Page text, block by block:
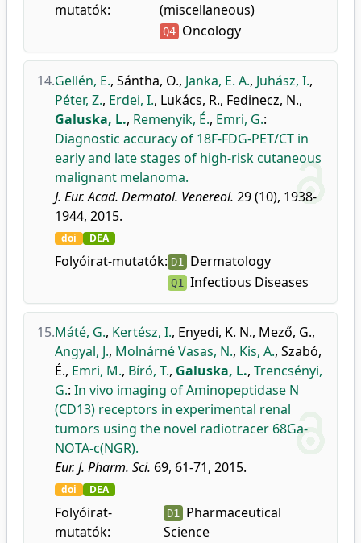
mutatók:
(miscellaneous)
Q4 Oncology
14.Gellén, E., Sántha, O., Janka, E. A., Juhász, I.,
Péter, Z., Erdei, I., Lukács, R., Fedinecz, N.,
Galuska, L., Remenyik, É., Emri, G.:
Diagnostic accuracy of 18F-FDG-PET/CT in
early and late stages of high-risk cutaneous
malignant melanoma.
J. Eur. Acad. Dermatol. Venereol. 29 (10), 1938-
1944, 2015.
doi DEA
Folyóirat-mutatók: D1 Dermatology
Q1 Infectious Diseases
15.Máté, G., Kertész, I., Enyedi, K. N., Mező, G.,
Angyal, J., Molnárné Vasas, N., Kis, A., Szabó,
É., Emri, M., Bíró, T., Galuska, L., Trencsényi,
G.: In vivo imaging of Aminopeptidase N
(CD13) receptors in experimental renal
tumors using the novel radiotracer 68Ga-
NOTA-c(NGR).
Eur. J. Pharm. Sci. 69, 61-71, 2015.
doi DEA
Folyóirat-
mutatók:
D1 Pharmaceutical
Science